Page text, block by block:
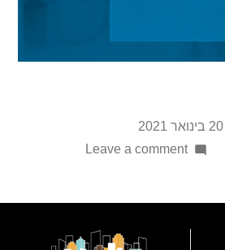
20 בינואר 2021
Leave a comment